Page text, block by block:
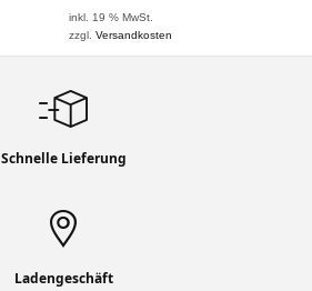
inkl. 19 % MwSt.
zzgl.Versandkosten
Schnelle Lieferung
Ladengeschäft